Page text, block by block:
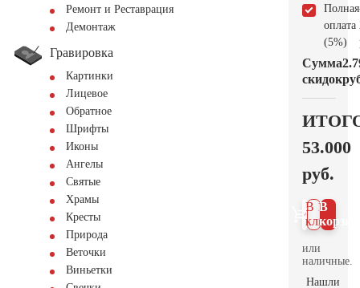
Ремонт и Реставрация
Демонтаж
Гравировка
Картинки
Лицевое
Обратное
Шрифты
Иконы
Ангелы
Святые
Храмы
Кресты
Природа
Веточки
Виньетки
Полная
оплата
(5%)
Сумма
скидок
53.000
руб.
В
В 1
клик
или
наличные.
Нашли